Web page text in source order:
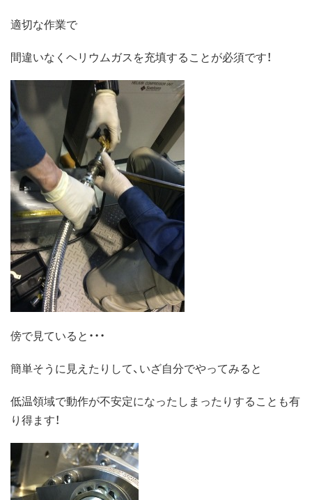
適切な作業で
間違いなくヘリウムガスを充填することが必須です！
傍で見ていると・・・
簡単そうに見えたりして、いざ自分でやってみると
低温領域で動作が不安定になったしまったりすることも有
り得ます！